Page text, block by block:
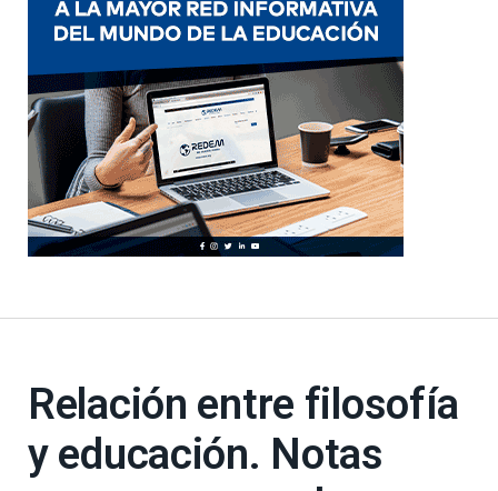
Relación entre filosofía
y educación. Notas